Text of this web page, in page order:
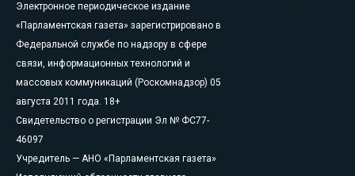
Электронное периодическое издание
«Парламентская газета» зарегистрировано в
Федеральной службе по надзору в сфере
связи, информационных технологий и
массовых коммуникаций (Роскомнадзор) 05
августа 2011 года. 18+
Свидетельство о регистрации Эл № ФС77-
46097
Учредитель — АНО «Парламентская газета»